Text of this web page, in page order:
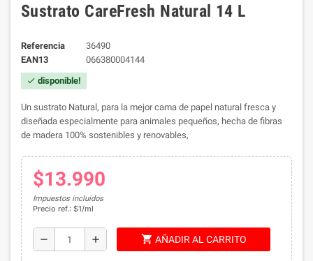
Sustrato CareFresh Natural 14 L
Referencia
36490
EAN13
066380004144
check disponible!
Un sustrato Natural, para la mejor cama de papel natural fresca y
diseñada especialmente para animales pequeños, hecha de fibras
de madera 100% sostenibles y renovables,
$13.990
Impuestos incluidos
Precio ref.: $1/ml
remove add shopping_cart AÑADIR AL CARRITO